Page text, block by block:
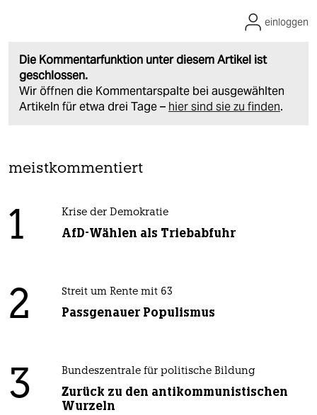
Die Kommentarfunktion unter diesem Artikel ist
geschlossen.
Wir öffnen die Kommentarspalte bei ausgewählten
Artikeln für etwa drei Tage – hier sind sie zu finden.
einloggen
meistkommentiert
1 Krise der Demokratie
AfD-Wählen als Triebabfuhr
2 Streit um Rente mit 63
Passgenauer Populismus
3 Bundeszentrale für politische Bildung
Zurück zu den antikommunistischen
Wurzeln